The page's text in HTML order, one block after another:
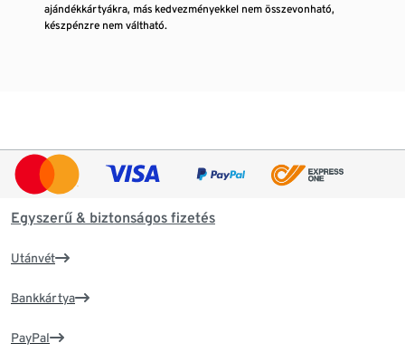
ajándékkártyákra, más kedvezményekkel nem összevonható,
készpénzre nem váltható.
Egyszerű & biztonságos fizetés
Utánvét
Bankkártya
PayPal